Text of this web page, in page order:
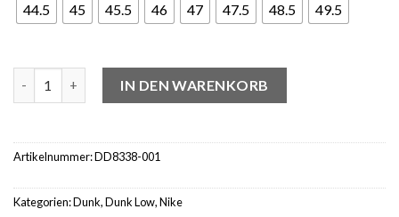
44.5
45 45.5 46 47 47.5 48.5 49.5
IN DEN WARENKORB
Artikelnummer:DD8338-001
Kategorien:Dunk,Dunk Low,Nike